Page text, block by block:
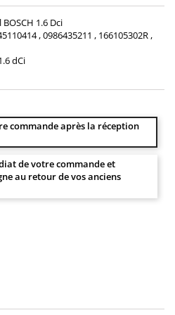
1.6 Dci
, 0986435211 , 166105302R ,
dCi
commande après la réception
de votre commande et
au retour de vos anciens